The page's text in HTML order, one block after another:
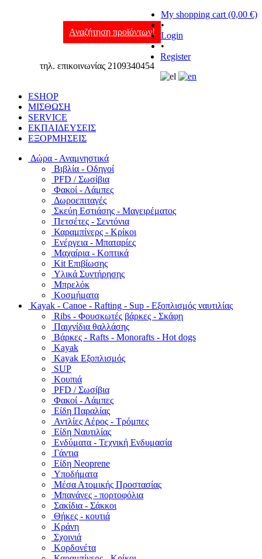
Αναζήτηση προϊόντων!
τηλ. επικοινωνίας 2109340454
My shopping cart (0,00 €)
•
Login
•
Register
ESHOP
ΜΙΣΘΩΣΗ
SERVICE
ΕΚΠΑΙΔΕΥΣΕΙΣ
ΕΞΟΡΜΗΣΕΙΣ
Δώρα - Αναμνηστικά
Βιβλία - Οδηγοί
PFD / Σωσίβια
Φακοί - Λάμπες
Δωροεπιταγές
Σκεύη Εστιάσης - Μαγειρέματος
Πετσέτες - Σεντόνια
Καραμπίνερς - Κρίκοι
Ενέργεια - Μπαταρίες
Μαχαίρια - Κοπτικά
Kit Επιβίωσης
Υλικά Συντήρησης
Μπρελόκ
Κοσμήματα
Kayak - Canoe - Rafting - Sup - Εξοπλισμός ναυτιλίας
Ribs - Φουσκωτές βάρκες - Σκάφη
Παιχνίδια θαλλάσης
Βάρκες - Rafts - Monorafts - Hot dogs
Kayak
Kayak Εξοπλισμός
SUP
Κουπιά
PFD / Σωσίβια
Φακοί - Λάμπες
Είδη Παραλίας
Αντλίες Αέρος - Τρόμπες
Είδη Ναυτιλίας
Ενδύματα - Τεχνική Ενδυμασία
Γάντια
Είδη Neoprene
Υποδήματα
Μέσα Ατομικής Προστασίας
Μπανάνες - πορτοφόλια
Σακίδια - Σάκκοι
Θήκες - κουτιά
Κράνη
Σχοινιά
Κορδονέτα